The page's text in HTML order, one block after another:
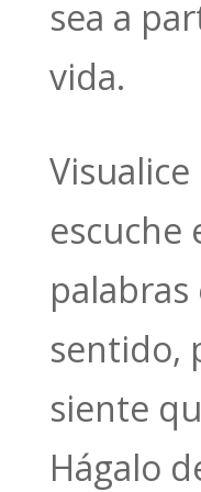
sea a
vida.
escuche
palabras
sentido,
siente
Hágalo